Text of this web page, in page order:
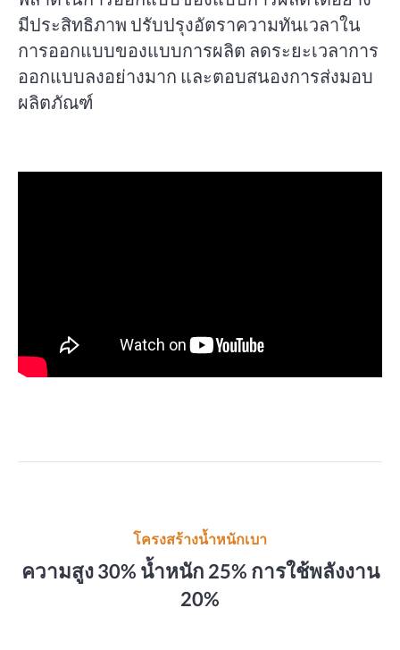
มีประสิทธิภาพ ปรับปรุงอัตราความทันเวลาใน
การออกแบบของแบบการผลิต ลดระยะเวลาการ
ออกแบบลงอย่างมาก และตอบสนองการส่งมอบ
ผลิตภัณฑ์
โครงสร้างน้ำหนักเบา
ความสูง 30% น้ำหนัก 25% การใช้พลังงาน
20%